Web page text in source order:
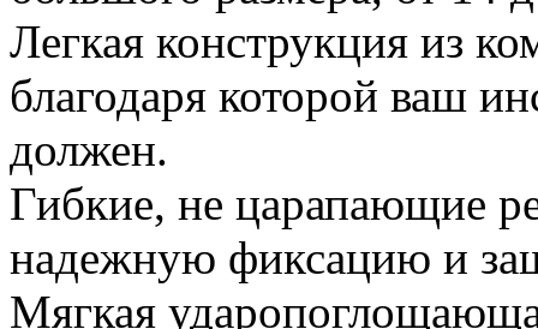
Легкая конструкция из
благодаря которой ваш
должен.
Гибкие, не царапающие
надежную фиксацию и
Мягкая